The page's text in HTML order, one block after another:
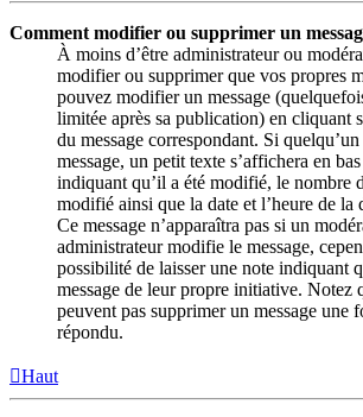
Comment modifier ou supprimer un
À moins d’être administrateur ou
modifier ou supprimer que vos propres
pouvez modifier un message
limitée après sa publication) en cliquant
du message correspondant. Si
message, un petit texte s’affichera en
indiquant qu’il a été modifié, le nombre
modifié ainsi que la date et l’heure de
Ce message n’apparaîtra pas si un
administrateur modifie le message,
possibilité de laisser une note indiquant
message de leur propre initiative. Notez
peuvent pas supprimer un message une
répondu.
Haut